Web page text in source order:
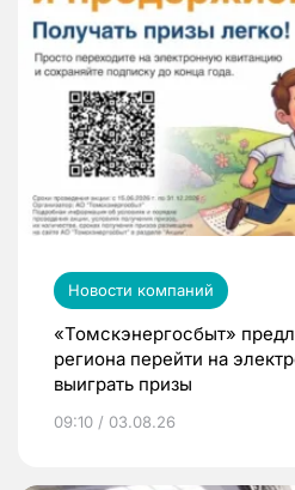
Новости компаний
«Томскэнергосбыт»
региона перейти на
выиграть призы
09:10 / 03.08.26